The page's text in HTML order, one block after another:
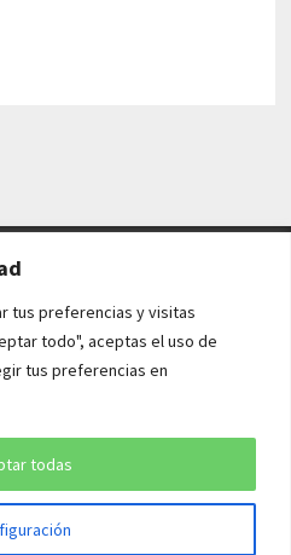
tus preferencias y visitas
todo", aceptas el uso de
tus preferencias en
todas